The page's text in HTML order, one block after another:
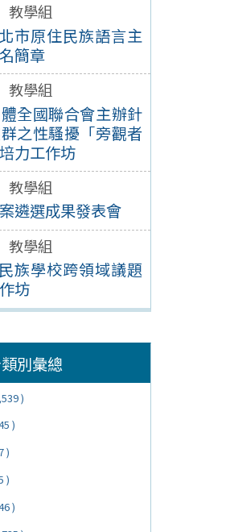
教學組
市原住民族語言主
簡章
教學組
全國聯合會主辦針
之性騷擾「旁觀者
力工作坊
教學組
遴選成果發表會
教學組
族學校跨領域議題
坊
別彙總
)
)
)
)
)